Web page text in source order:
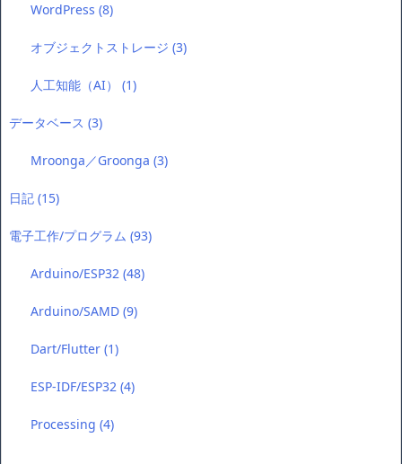
WordPress(8)
オブジェクトストレージ(3)
人工知能（AI）(1)
データベース (3)
Mroonga／Groonga(3)
日記 (15)
電子工作/プログラム (93)
Arduino/ESP32(48)
Arduino/SAMD(9)
Dart/Flutter(1)
ESP-IDF/ESP32(4)
Processing(4)